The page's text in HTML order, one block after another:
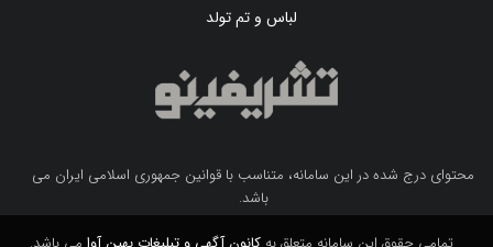
لباس و تم تولد
محتوای درج شده در این سامانه، متناسب با قوانین جمهوری اسلامی ایران می
باشد.